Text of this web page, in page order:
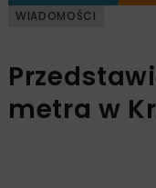
WIADOMOŚCI
metra w